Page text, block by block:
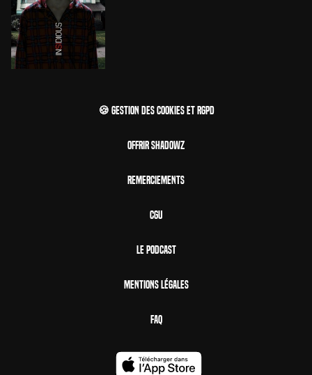
🍪 Gestion des cookies et RGPD
Offrir Shadowz
Remerciements
CGU
Le Podcast
Mentions Légales
FAQ